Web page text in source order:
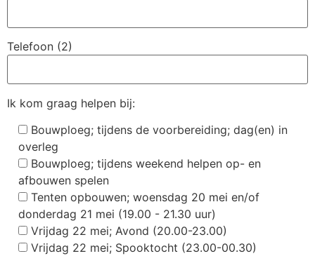
Telefoon (2)
Ik kom graag helpen bij:
Bouwploeg; tijdens de voorbereiding; dag(en) in
overleg
Bouwploeg; tijdens weekend helpen op- en
afbouwen spelen
Tenten opbouwen; woensdag 20 mei en/of
donderdag 21 mei (19.00 - 21.30 uur)
Vrijdag 22 mei; Avond (20.00-23.00)
Vrijdag 22 mei; Spooktocht (23.00-00.30)